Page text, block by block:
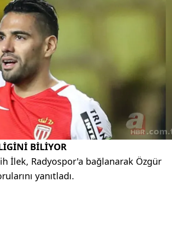
BİLİYOR
İlek, Radyospor'a bağlanarak Özgür
yanıtladı.